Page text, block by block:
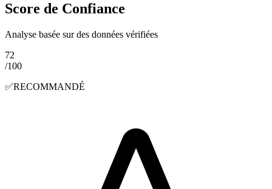
Score de Confiance
Analyse basée sur des données vérifiées
72
/100
✅RECOMMANDÉ